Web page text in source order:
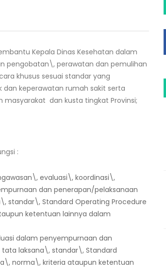
Kepala Dinas Kesehatan dalam
pengobatan\, perawatan dan pemulihan
khusus sesuai standar yang
keperawatan rumah sakit serta
dan kusta tingkat Provinsi;
:
evaluasi\, koordinasi\,
dan penerapan/pelaksanaan
standar\, Standard Operating Procedure
ketentuan lainnya dalam
dalam penyempurnaan dan
laksana\, standar\, Standard
norma\, kriteria ataupun ketentuan